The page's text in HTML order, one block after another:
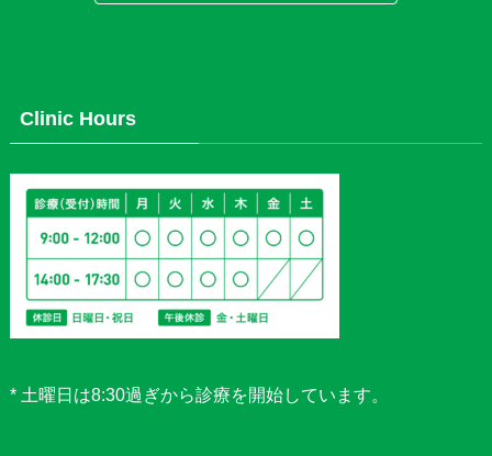
Clinic Hours
* 土曜日は8:30過ぎから診療を開始しています。